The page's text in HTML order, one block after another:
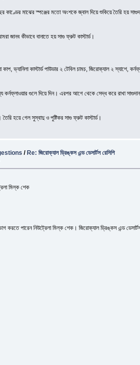
কাণ্ডের মাঝের স্পঞ্জের মতো অংশকে জ্বাল দিয়ে শুকিয়ে তৈরি হয়
জানব কীভাবে বানাতে হয় সাগু ফ্রুট কাস্টার্ড।
ভ্যানিলা কাস্টার্ড পাউডার ২ টেবিল চামচ, জিরোক্যাল ২ স্যাশে,
গুলে দিয়ে দিন। এরপর আগে থেকে সেদ্ধ করে রাখা
হয়ে গেল সুস্বাদু ও পুষ্টিকর সাগু ফ্রুট কাস্টার্ড।
/ Re: জিরোক্যাল ড্রিঙ্কস এন্ড ডেসার্টস রেসিপি
মিল্ক শেক
করতে পারেন নিউট্রেলা মিল্ক শেক। জিরোক্যাল ড্রিঙ্কস এন্ড